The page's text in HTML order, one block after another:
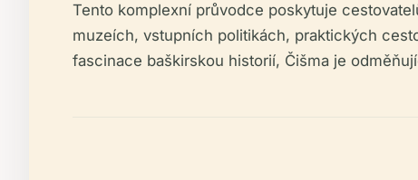
Tento komplexní průvodce poskytuje
muzeích, vstupních politikách, praktických
fascinace baškirskou historií, Čišma je